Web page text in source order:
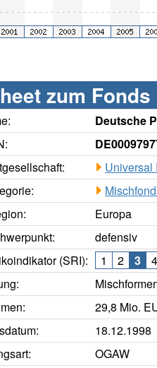
zum Fonds
Deutsche
Universal
Europa
defensiv
(SRI):
1 2 3 4
29,8 Mio.
18.12.1998
OGAW